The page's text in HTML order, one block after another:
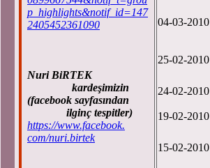
p_highlights&notif_id=147
2405452361090
Nuri BiRTEK
kardeşimizin
(facebook sayfasından
ilginç tespitler)
https://www.facebook.
com/nuri.birtek
04-03-2010
25-02-2010
24-02-2010
19-02-2010
15-02-2010